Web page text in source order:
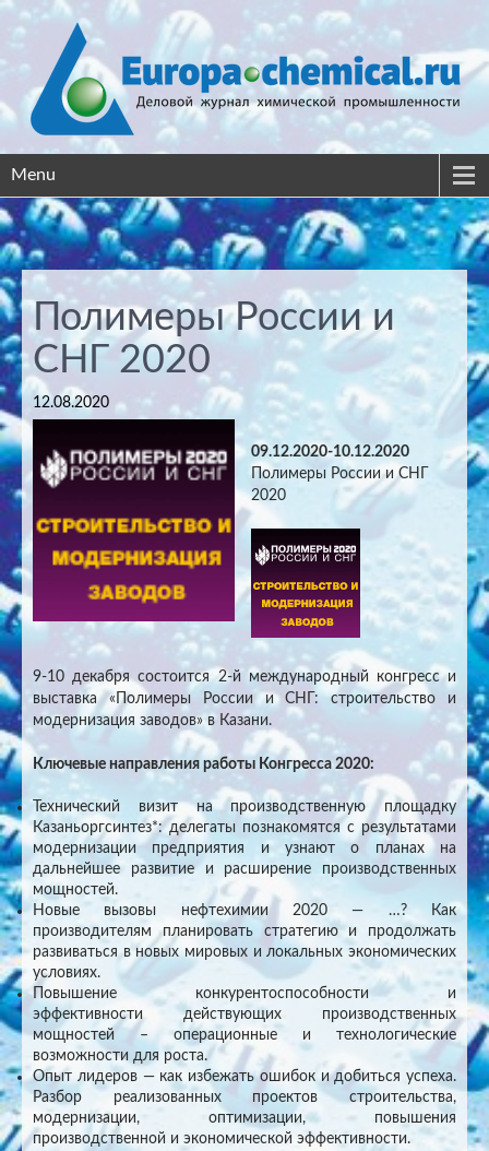
Menu
Полимеры России и
СНГ 2020
12.08.2020
09.12.2020-10.12.2020
Полимеры России и СНГ
2020
9-10 декабря состоится 2-й международный конгресс и
выставка «Полимеры России и СНГ: строительство и
модернизация заводов» в Казани.
Ключевые направления работы Конгресса 2020:
Технический визит на производственную площадку
Казаньоргсинтез*: делегаты познакомятся с результатами
модернизации предприятия и узнают о планах на
дальнейшее развитие и расширение производственных
мощностей.
Новые вызовы нефтехимии 2020 — …? Как
производителям планировать стратегию и продолжать
развиваться в новых мировых и локальных экономических
условиях.
Повышение конкурентоспособности и
эффективности действующих производственных
мощностей – операционные и технологические
возможности для роста.
Опыт лидеров — как избежать ошибок и добиться успеха.
Разбор реализованных проектов строительства,
модернизации, оптимизации, повышения
производственной и экономической эффективности.